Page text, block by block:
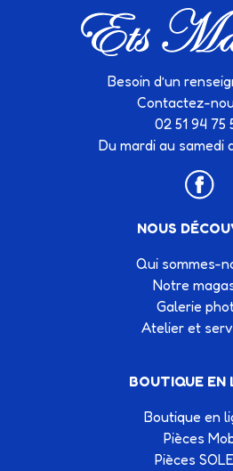
Besoin d’un
Contactez-
02 51 94 75
Du mardi au samedi
NOUS
Qui sommes-
Notre
Galerie
Atelier et
BOUTIQUE EN
Boutique en
Pièces
Pièces